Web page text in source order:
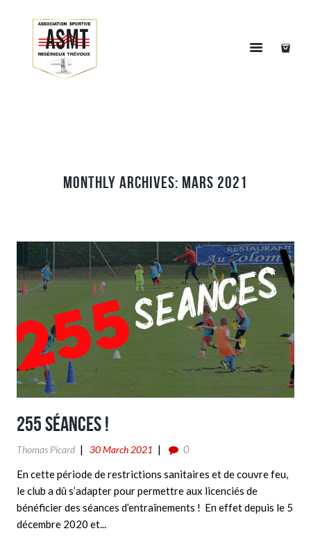
Monthly Archives: mars 2021
255 séances !
Thomas Picard 30 March 2021
0
En cette période de restrictions sanitaires et de couvre feu,
le club a dû s’adapter pour permettre aux licenciés de
bénéficier des séances d’entraînements ! En effet depuis le 5
décembre 2020 et...